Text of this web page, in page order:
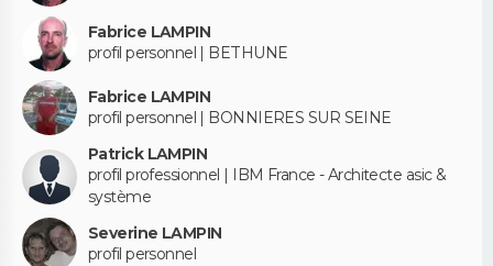
Fabrice LAMPIN
profil personnel | BETHUNE
Fabrice LAMPIN
profil personnel | BONNIERES SUR SEINE
Patrick LAMPIN
profil professionnel | IBM France - Architecte asic &
système
Severine LAMPIN
profil personnel